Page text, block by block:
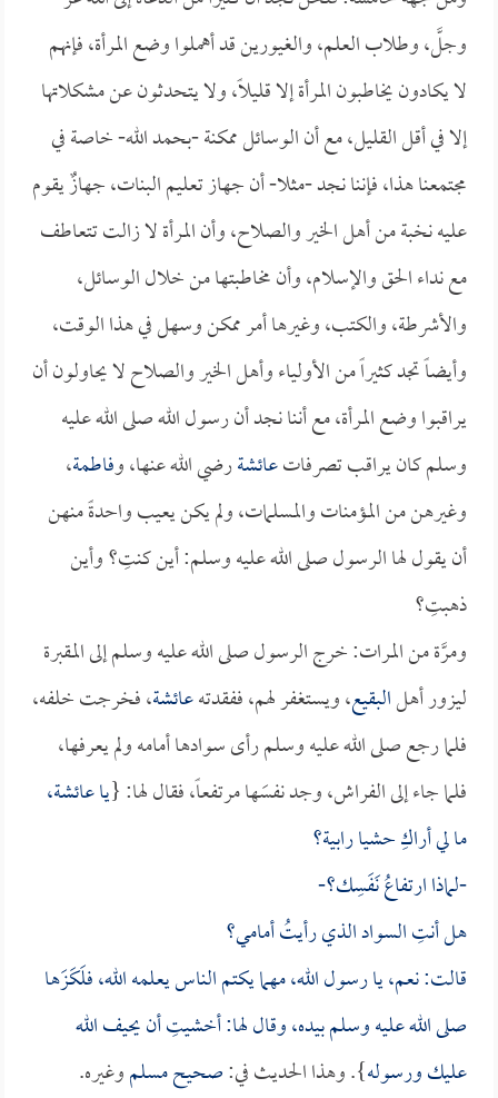
وجلَّ، وطلاب العلم، والغيورين قد أهملوا وضع المرأة، فإنهم
لا يكادون يخاطبون المرأة إلا قليلاً، ولا يتحدثون عن مشكلاتها
إلا في أقل القليل، مع أن الوسائل ممكنة -بحمد الله- خاصة في
مجتمعنا هذا، فإننا نجد -مثلا- أن جهاز تعليم البنات، جهازٌ يقوم
عليه نخبة من أهل الخير والصلاح، وأن المرأة لا زالت تتعاطف
مع نداء الحق والإسلام، وأن مخاطبتها من خلال الوسائل،
والأشرطة، والكتب، وغيرها أمر ممكن وسهل في هذا الوقت،
وأيضاً تجد كثيراً من الأولياء وأهل الخير والصلاح لا يحاولون أن
يراقبوا وضع المرأة، مع أننا نجد أن رسول الله صلى الله عليه
وسلم كان يراقب تصرفاتعائشةرضي الله عنها، وفاطمة،
وغيرهن من المؤمنات والمسلمات، ولم يكن يعيب واحدةً منهن
أن يقول لها الرسول صلى الله عليه وسلم: أين كنتِ؟ وأين
ذهبتِ؟
ومرَّة من المرات: خرج الرسول صلى الله عليه وسلم إلى المقبرة
ليزور أهلالبقيع، ويستغفر لهم، ففقدتهعائشة، فخرجت خلفه،
فلما رجع صلى الله عليه وسلم رأى سوادها أمامه ولم يعرفها،
فلما جاء إلى الفراش، وجد نفسَها مرتفعاً، فقال لها: {ياعائشة،
ما لي أراكِ حشيا رابية؟
-لماذا ارتفاعُ نَفَسِك؟-
هل أنتِ السواد الذي رأيتُ أمامي؟
قالت: نعم، يا رسول الله، مهما يكتم الناس يعلمه الله، فلَكَزَها
صلى الله عليه وسلم بيده، وقال لها: أخشيتِ أن يحيف الله
عليك ورسوله}. وهذا الحديث في:صحيح مسلموغيره.